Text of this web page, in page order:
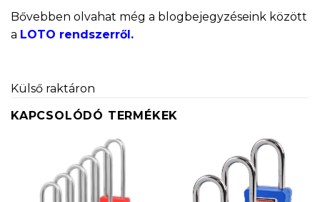
Bővebben olvahat még a blogbejegyzéseink között
a LOTO rendszerről.
Külső raktáron
KAPCSOLÓDÓ TERMÉKEK